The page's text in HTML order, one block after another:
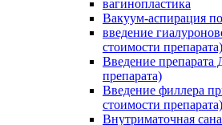
вагинопластика
Вакуум-аспирация
введение
стоимости препарата)
Введение препарата
препарата)
Введение филлера
стоимости препарата)
Внутриматочная